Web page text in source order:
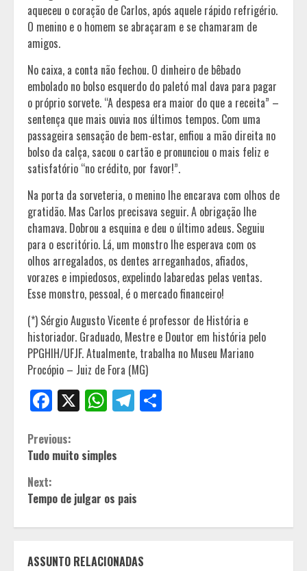
aqueceu o coração de Carlos, após aquele rápido refrigério.
O menino e o homem se abraçaram e se chamaram de
amigos.
No caixa, a conta não fechou. O dinheiro de bêbado
embolado no bolso esquerdo do paletó mal dava para pagar
o próprio sorvete. “A despesa era maior do que a receita” –
sentença que mais ouvia nos últimos tempos. Com uma
passageira sensação de bem-estar, enfiou a mão direita no
bolso da calça, sacou o cartão e pronunciou o mais feliz e
satisfatório “no crédito, por favor!”.
Na porta da sorveteria, o menino lhe encarava com olhos de
gratidão. Mas Carlos precisava seguir. A obrigação lhe
chamava. Dobrou a esquina e deu o último adeus. Seguiu
para o escritório. Lá, um monstro lhe esperava com os
olhos arregalados, os dentes arreganhados, afiados,
vorazes e impiedosos, expelindo labaredas pelas ventas.
Esse monstro, pessoal, é o mercado financeiro!
(*) Sérgio Augusto Vicente é professor de História e
historiador. Graduado, Mestre e Doutor em história pelo
PPGHIH/UFJF. Atualmente, trabalha no Museu Mariano
Procópio – Juiz de Fora (MG)
Facebook
X WhatsApp
Telegram
Continue
Reading
Previous:
Tudo muito simples
Next:
Tempo de julgar os pais
ASSUNTO RELACIONADAS